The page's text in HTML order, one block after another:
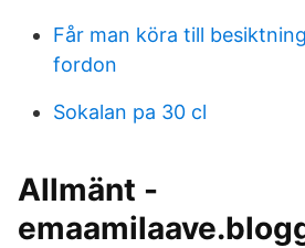
Får man köra till
fordon
Sokalan pa 30 cl
Allmänt -